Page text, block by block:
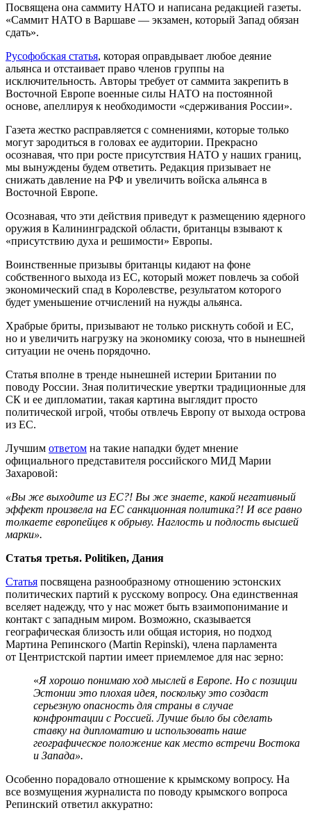
Посвящена она саммиту НАТО и написана редакцией газеты.
«Саммит НАТО в Варшаве — экзамен, который Запад обязан
сдать».
Русофобская статья, которая оправдывает любое деяние
альянса и отстаивает право членов группы на
исключительность. Авторы требует от саммита закрепить в
Восточной Европе военные силы НАТО на постоянной
основе, апеллируя к необходимости «сдерживания России».
Газета жестко расправляется с сомнениями, которые только
могут зародиться в головах ее аудитории. Прекрасно
осознавая, что при росте присутствия НАТО у наших границ,
мы вынуждены будем ответить. Редакция призывает не
снижать давление на РФ и увеличить войска альянса в
Восточной Европе.
Осознавая, что эти действия приведут к размещению ядерного
оружия в Калининградской области, британцы взывают к
«присутствию духа и решимости» Европы.
Воинственные призывы британцы кидают на фоне
собственного выхода из ЕС, который может повлечь за собой
экономический спад в Королевстве, результатом которого
будет уменьшение отчислений на нужды альянса.
Храбрые бриты, призывают не только рискнуть собой и ЕС,
но и увеличить нагрузку на экономику союза, что в нынешней
ситуации не очень порядочно.
Статья вполне в тренде нынешней истерии Британии по
поводу России. Зная политические увертки традиционные для
СК и ее дипломатии, такая картина выглядит просто
политической игрой, чтобы отвлечь Европу от выхода острова
из ЕС.
Лучшим ответом на такие нападки будет мнение
официального представителя российского МИД Марии
Захаровой:
«Вы же выходите из ЕС?! Вы же знаете, какой негативный
эффект произвела на ЕС санкционная политика?! И все равно
толкаете европейцев к обрыву. Наглость и подлость высшей
марки».
Статья третья. Politiken, Дания
Статья посвящена разнообразному отношению эстонских
политических партий к русскому вопросу. Она единственная
вселяет надежду, что у нас может быть взаимопонимание и
контакт с западным миром. Возможно, сказывается
географическая близость или общая история, но подход
Мартина Репинского (Martin Repinski), члена парламента
от Центристской партии имеет приемлемое для нас зерно:
«Я хорошо понимаю ход мыслей в Европе. Но с позиции
Эстонии это плохая идея, поскольку это создаст
серьезную опасность для страны в случае
конфронтации с Россией. Лучше было бы сделать
ставку на дипломатию и использовать наше
географическое положение как место встречи Востока
и Запада».
Особенно порадовало отношение к крымскому вопросу. На
все возмущения журналиста по поводу крымского вопроса
Репинский ответил аккуратно: